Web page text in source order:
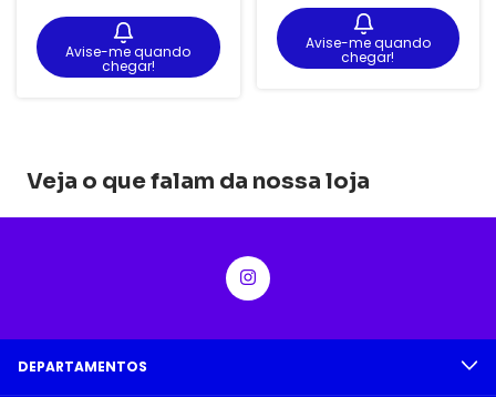
Avise-me quando
chegar!
Avise-me quando
chegar!
Veja o que falam da nossa loja
DEPARTAMENTOS